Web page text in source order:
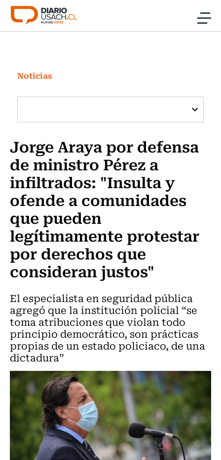
Click acá para ir directamente al contenido
Investigación
Cultura
Programas Radio y TV Usach
Noticias
Jorge Araya por defensa
de ministro Pérez a
infiltrados: "Insulta y
ofende a comunidades
que pueden
legítimamente protestar
por derechos que
consideran justos"
El especialista en seguridad pública
agregó que la institución policial “se
toma atribuciones que violan todo
principio democrático, son prácticas
propias de un estado policiaco, de una
dictadura”